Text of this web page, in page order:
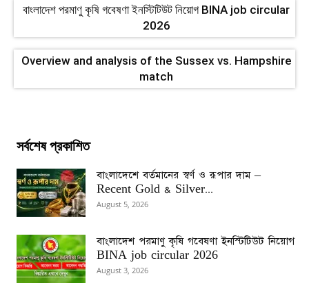
বাংলাদেশ পরমাণু কৃষি গবেষণা ইনস্টিটিউট নিয়োগ BINA job circular
2026
Overview and analysis of the Sussex vs. Hampshire
match
সর্বশেষ প্রকাশিত
বাংলাদেশে বর্তমানের স্বর্ণ ও রূপার দাম –
Recent Gold & Silver...
August 5, 2026
বাংলাদেশ পরমাণু কৃষি গবেষণা ইনস্টিটিউট নিয়োগ
BINA job circular 2026
August 3, 2026